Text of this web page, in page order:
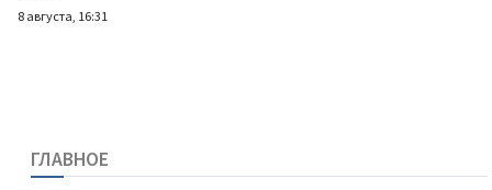
8 августа, 16:31
ГЛАВНОЕ